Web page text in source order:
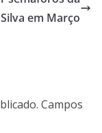
em Março
Campos